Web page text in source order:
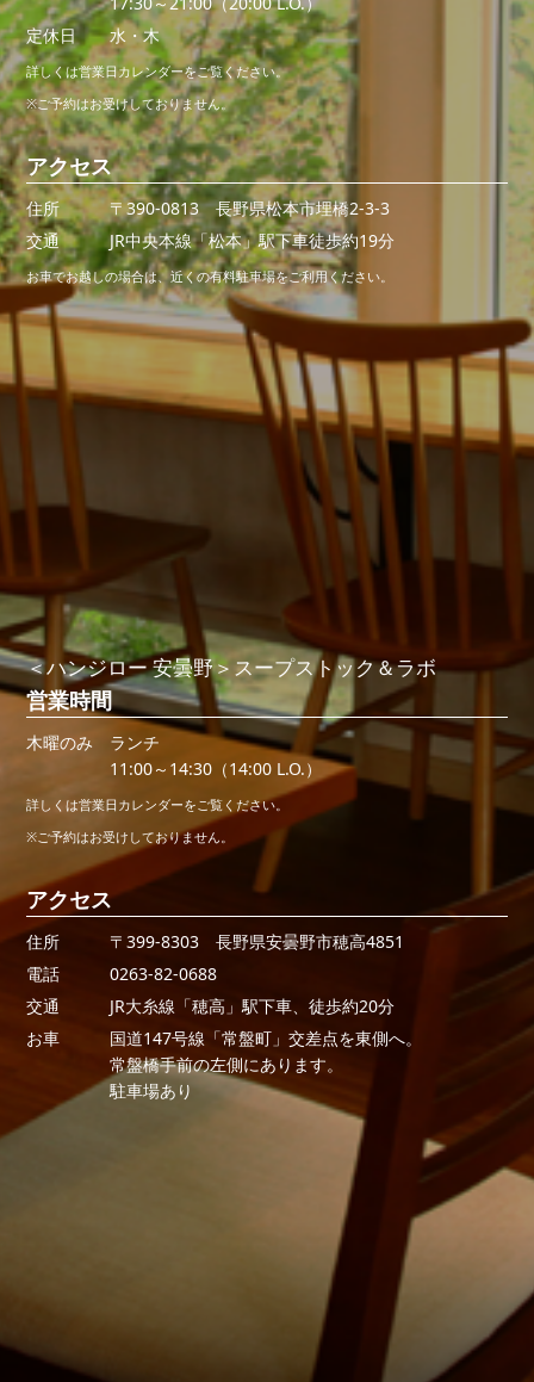
定休日
水・木
詳しくは営業日カレンダーをご覧ください。
※ご予約はお受けしておりません。
アクセス
住所
〒390-0813 長野県松本市埋橋2-3-3
交通
JR中央本線「松本」駅下車徒歩約19分
お車でお越しの場合は、近くの有料駐車場をご利用ください。
＜ハンジロー 安曇野＞スープストック＆ラボ
営業時間
木曜のみ
ランチ
11:00～14:30（14:00 L.O.）
詳しくは営業日カレンダーをご覧ください。
※ご予約はお受けしておりません。
アクセス
住所
〒399-8303 長野県安曇野市穂高4851
電話
0263-82-0688
交通
JR大糸線「穂高」駅下車、徒歩約20分
お車
国道147号線「常盤町」交差点を東側へ。
常盤橋手前の左側にあります。
駐車場あり